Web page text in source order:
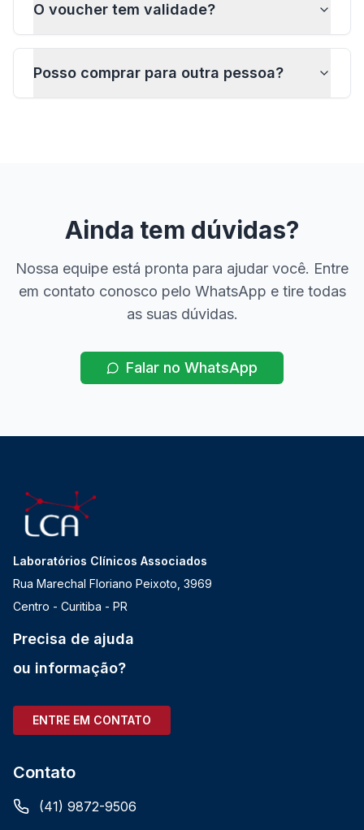
O voucher tem validade?
Posso comprar para outra pessoa?
Ainda tem dúvidas?
Nossa equipe está pronta para ajudar você. Entre
em contato conosco pelo WhatsApp e tire todas
as suas dúvidas.
Falar no WhatsApp
Laboratórios Clínicos Associados
Rua Marechal Floriano Peixoto, 3969
Centro - Curitiba - PR
Precisa de ajuda
ou informação?
ENTRE EM CONTATO
Contato
(41) 9872-9506